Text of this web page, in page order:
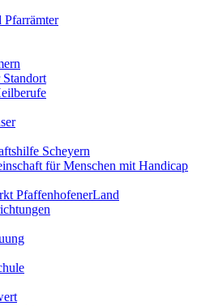
Scheyern
für Menschen mit Handicap
PfaffenhofenerLand